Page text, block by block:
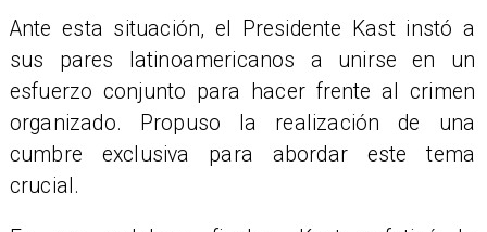
Ante esta situación, el Presidente Kast instó a
sus pares latinoamericanos a unirse en un
esfuerzo conjunto para hacer frente al crimen
organizado. Propuso la realización de una
cumbre exclusiva para abordar este tema
crucial.